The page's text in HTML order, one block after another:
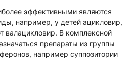
эффективными являются
например, у детей ацикловир,
валацикловир. В комплексной
препараты из группы
например суппозитории